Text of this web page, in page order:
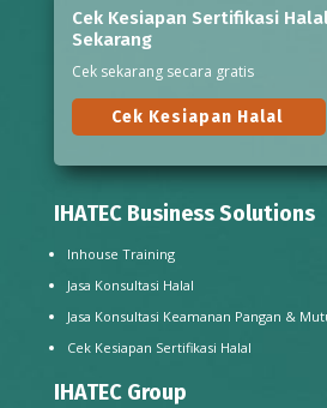
Cek Kesiapan Sertifikasi
Sekarang
Cek sekarang secara gratis
Cek Kesiapan Halal
IHATEC Business Solutions
Inhouse Training
Jasa Konsultasi Halal
Jasa Konsultasi Keamanan Pangan &
Cek Kesiapan Sertifikasi Halal
IHATEC Group